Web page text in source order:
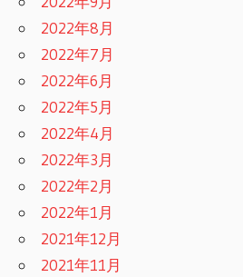
2022年8月
2022年7月
2022年6月
2022年5月
2022年4月
2022年3月
2022年2月
2022年1月
2021年12月
2021年11月